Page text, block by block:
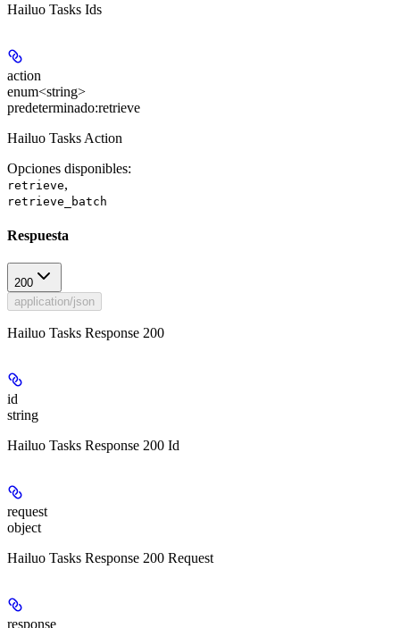
Hailuo Tasks Ids
action
enum<string>
predeterminado:retrieve
Hailuo Tasks Action
Opciones disponibles:
retrieve,
retrieve_batch
Respuesta
200
application/json
Hailuo Tasks Response 200
id
string
Hailuo Tasks Response 200 Id
request
object
Hailuo Tasks Response 200 Request
response